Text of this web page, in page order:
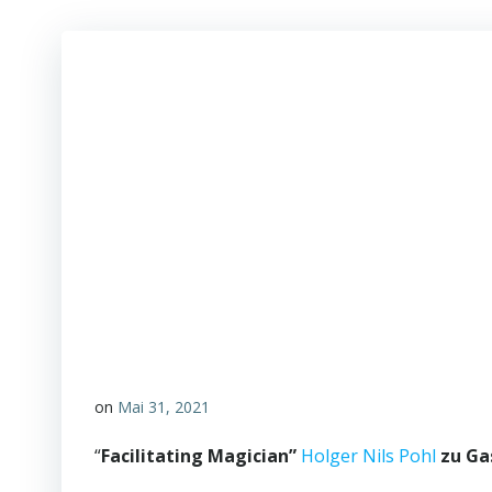
on Mai 31, 2021
“Facilitating Magician” Holger Nils Pohl zu